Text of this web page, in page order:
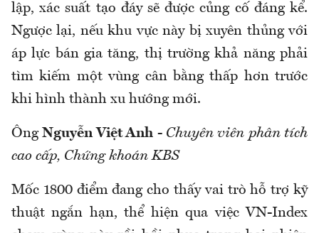
lập, xác suất tạo đáy sẽ được củng cố đáng kể.
Ngược lại, nếu khu vực này bị xuyên thủng với
áp lực bán gia tăng, thị trường khả năng phải
tìm kiếm một vùng cân bằng thấp hơn trước
khi hình thành xu hướng mới.
ÔngNguyễn Việt Anh - Chuyên viên phân tích
cao cấp, Chứng khoán KBS
Mốc 1800 điểm đang cho thấy vai trò hỗ trợ kỹ
thuật ngắn hạn, thể hiện qua việc VN-Index